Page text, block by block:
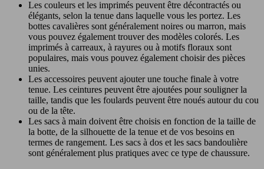
Les couleurs et les imprimés peuvent être décontractés ou
élégants, selon la tenue dans laquelle vous les portez. Les
bottes cavalières sont généralement noires ou marron, mais
vous pouvez également trouver des modèles colorés. Les
imprimés à carreaux, à rayures ou à motifs floraux sont
populaires, mais vous pouvez également choisir des pièces
unies.
Les accessoires peuvent ajouter une touche finale à votre
tenue. Les ceintures peuvent être ajoutées pour souligner la
taille, tandis que les foulards peuvent être noués autour du cou
ou de la tête.
Les sacs à main doivent être choisis en fonction de la taille de
la botte, de la silhouette de la tenue et de vos besoins en
termes de rangement. Les sacs à dos et les sacs bandoulière
sont généralement plus pratiques avec ce type de chaussure.